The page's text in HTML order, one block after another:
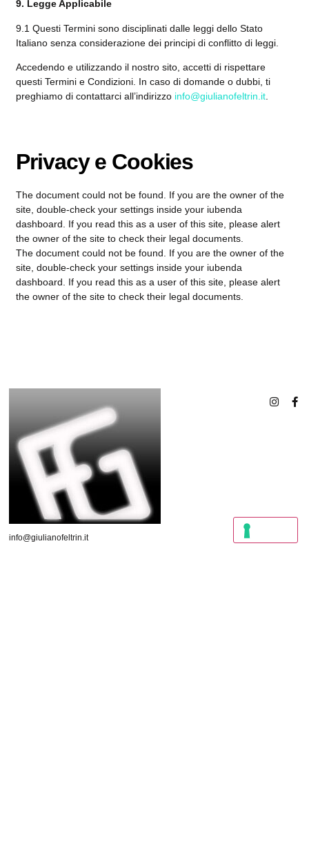
9. Legge Applicabile
9.1 Questi Termini sono disciplinati dalle leggi dello Stato
Italiano senza considerazione dei principi di conflitto di leggi.
Accedendo e utilizzando il nostro sito, accetti di rispettare
questi Termini e Condizioni. In caso di domande o dubbi, ti
preghiamo di contattarci all’indirizzo info@giulianofeltrin.it.
Privacy e Cookies
The document could not be found. If you are the owner of the
site, double-check your settings inside your iubenda
dashboard. If you read this as a user of this site, please alert
the owner of the site to check their legal documents.
The document could not be found. If you are the owner of the
site, double-check your settings inside your iubenda
dashboard. If you read this as a user of this site, please alert
the owner of the site to check their legal documents.
info@giulianofeltrin.it